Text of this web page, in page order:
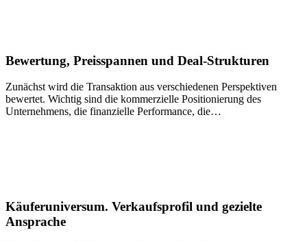
Bewertung, Preisspannen und Deal-Strukturen
Zunächst wird die Transaktion aus verschiedenen Perspektiven
bewertet. Wichtig sind die kommerzielle Positionierung des
Unternehmens, die finanzielle Performance, die
Käuferuniversum. Verkaufsprofil und gezielte
Ansprache